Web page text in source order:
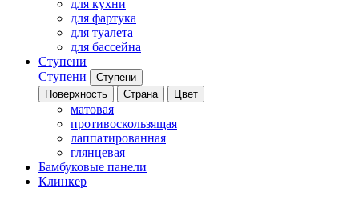
для кухни
для фартука
для туалета
для бассейна
Ступени
Ступени
Ступени
Поверхность
Страна Цвет
матовая
противоскользящая
лаппатированная
глянцевая
Бамбуковые панели
Клинкер